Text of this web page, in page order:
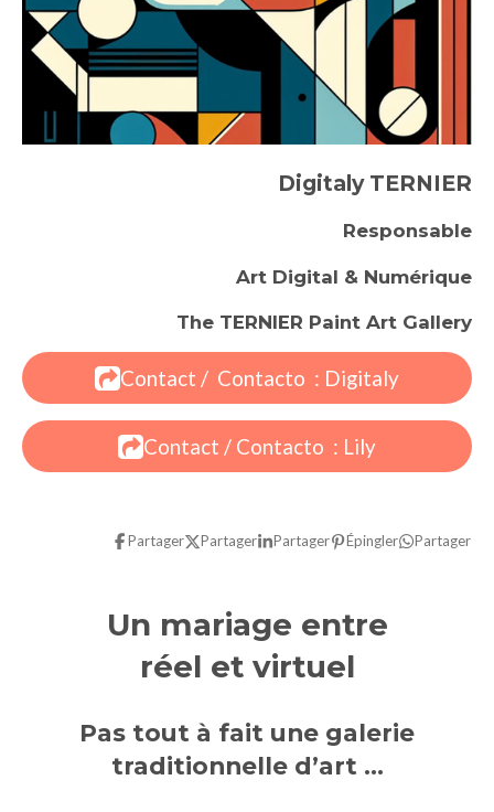
Digitaly TERNIER
Responsable
Art Digital & Numérique
The TERNIER Paint Art Gallery
Contact / Contacto : Digitaly
Contact / Contacto : Lily
Partager Partager Partager Épingler Partager
Un mariage entre
réel et virtuel
Pas tout à fait une galerie
traditionnelle d’art …